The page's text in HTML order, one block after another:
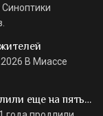
Синоптики
В Миассе
еще на пять…